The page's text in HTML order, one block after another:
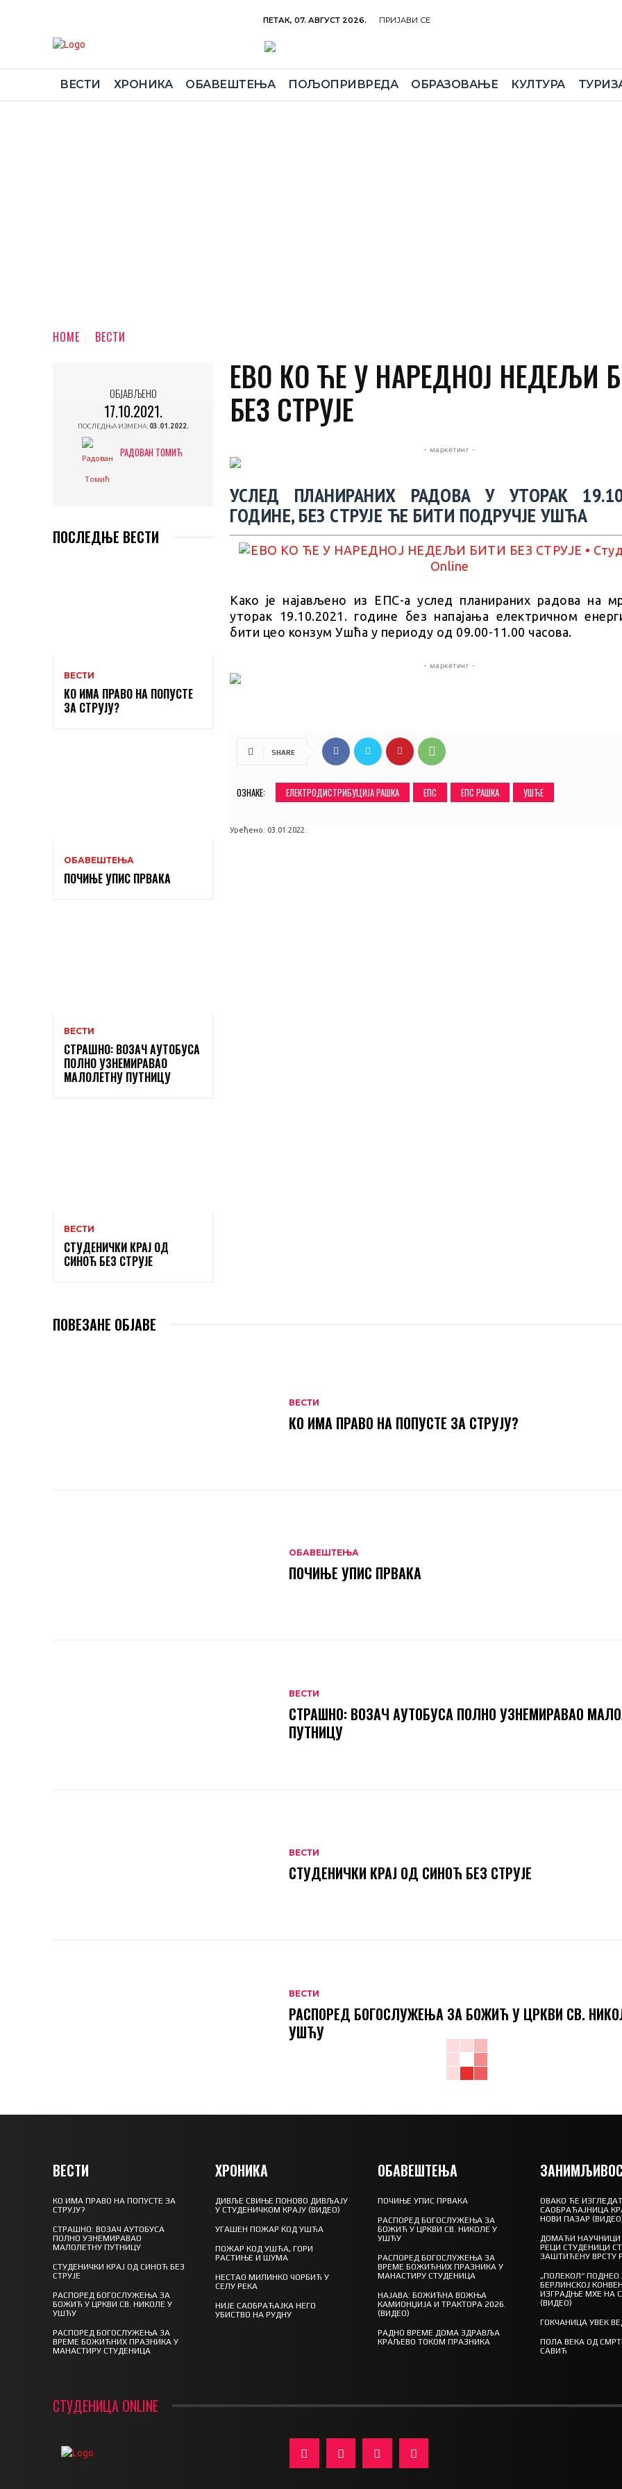
ПЕТАК, 07. АВГУСТ 2026. ПРИЈАВИ СЕ
ВЕСТИ ХРОНИКА ОБАВЕШТЕЊА ПОЉОПРИВРЕДА ОБРАЗОВАЊЕ КУЛТУРА
HOME ВЕСТИ
ОБЈАВЉЕНО
17.10.2021.
ПОСЛЕДЊА ИЗМЕНА: 03.01.2022.
РАДОВАН ТОМИЋ
ПОСЛЕДЊЕ ВЕСТИ
ВЕСТИ
КО ИМА ПРАВО НА ПОПУСТЕ
ЗА СТРУЈУ?
ОБАВЕШТЕЊА
ПОЧИЊЕ УПИС ПРВАКА
ВЕСТИ
СТРАШНО: ВОЗАЧ АУТОБУСА
ПОЛНО УЗНЕМИРАВАО
МАЛОЛЕТНУ ПУТНИЦУ
ВЕСТИ
СТУДЕНИЧКИ КРАЈ ОД
СИНОЋ БЕЗ СТРУЈЕ
ЕВО КО ЋЕ У НАРЕДНОЈ НЕДЕЉИ
БЕЗ СТРУЈЕ
- маркетинг -
УСЛЕД ПЛАНИРАНИХ РАДОВА У УТОРАК
ГОДИНЕ, БЕЗ СТРУЈЕ ЋЕ БИТИ ПОДРУЧЈЕ УШЋА
Како је најављено из ЕПС-а услед планираних радова на
уторак 19.10.2021. године без напајања електричном
бити цео конзум Ушћа у периоду од 09.00-11.00 часова.
- маркетинг -
SHARE
ОЗНАКЕ: ЕЛЕКТРОДИСТРИБУЦИЈА РАШКА ЕПС ЕПС РАШКА УШЋЕ
Уређено: 03.01.2022.
ПОВЕЗАНЕ ОБЈАВЕ
ВЕСТИ
КО ИМА ПРАВО НА ПОПУСТЕ ЗА СТРУЈУ?
ОБАВЕШТЕЊА
ПОЧИЊЕ УПИС ПРВАКА
ВЕСТИ
СТРАШНО: ВОЗАЧ АУТОБУСА ПОЛНО УЗНЕМИРАВАО
ПУТНИЦУ
ВЕСТИ
СТУДЕНИЧКИ КРАЈ ОД СИНОЋ БЕЗ СТРУЈЕ
ВЕСТИ
РАСПОРЕД БОГОСЛУЖЕЊА ЗА БОЖИЋ У ЦРКВИ СВ.
УШЋУ
ВЕСТИ
КО ИМА ПРАВО НА ПОПУСТЕ ЗА
СТРУЈУ?
СТРАШНО: ВОЗАЧ АУТОБУСА
ПОЛНО УЗНЕМИРАВАО
МАЛОЛЕТНУ ПУТНИЦУ
СТУДЕНИЧКИ КРАЈ ОД СИНОЋ БЕЗ
СТРУЈЕ
РАСПОРЕД БОГОСЛУЖЕЊА ЗА
БОЖИЋ У ЦРКВИ СВ. НИКОЛЕ У
УШЋУ
РАСПОРЕД БОГОСЛУЖЕЊА ЗА
ВРЕМЕ БОЖИЋНИХ ПРАЗНИКА У
МАНАСТИРУ СТУДЕНИЦА
ХРОНИКА
ДИВЉЕ СВИЊЕ ПОНОВО ДИВЉАЈУ
У СТУДЕНИЧКОМ КРАЈУ (ВИДЕО)
УГАШЕН ПОЖАР КОД УШЋА
ПОЖАР КОД УШЋА, ГОРИ
РАСТИЊЕ И ШУМА
НЕСТАО МИЛИНКО ЧОРБИЋ У
СЕЛУ РЕКА
НИЈЕ САОБРАЋАЈКА НЕГО
УБИСТВО НА РУДНУ
ОБАВЕШТЕЊА
ПОЧИЊЕ УПИС ПРВАКА
РАСПОРЕД БОГОСЛУЖЕЊА ЗА
БОЖИЋ У ЦРКВИ СВ. НИКОЛЕ У
УШЋУ
РАСПОРЕД БОГОСЛУЖЕЊА ЗА
ВРЕМЕ БОЖИЋНИХ ПРАЗНИКА У
МАНАСТИРУ СТУДЕНИЦА
НАЈАВА: БОЖИЋНА ВОЖЊА
КАМИОНЏИЈА И ТРАКТОРА 2026.
(ВИДЕО)
РАДНО ВРЕМЕ ДОМА ЗДРАВЉА
КРАЉЕВО ТОКОМ ПРАЗНИКА
ОВАКО ЋЕ
САОБРАЋАЈНИЦА
НОВИ ПАЗАР
ДОМАЋИ НАУЧНИЦИ
РЕЦИ СТУДЕНИЦИ
ЗАШТИЋЕНУ ВРСТУ
„ПОЛЕКОЛ“
БЕРЛИНСКОЈ
ИЗГРАДЊЕ МХЕ НА
(ВИДЕО)
ГОКЧАНИЦА УВЕК
ПОЛА ВЕКА ОД
САВИЋ
СТУДЕНИЦА ONLINE